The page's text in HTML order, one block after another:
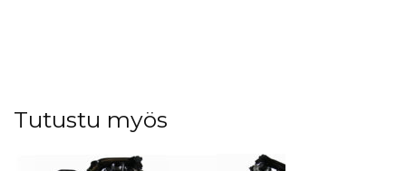
Tutustu myös